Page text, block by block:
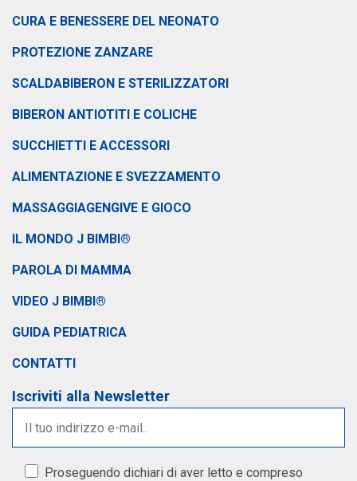
CURA E BENESSERE DEL NEONATO
PROTEZIONE ZANZARE
SCALDABIBERON E STERILIZZATORI
BIBERON ANTIOTITI E COLICHE
SUCCHIETTI E ACCESSORI
ALIMENTAZIONE E SVEZZAMENTO
MASSAGGIAGENGIVE E GIOCO
IL MONDO J BIMBI®
PAROLA DI MAMMA
VIDEO J BIMBI®
GUIDA PEDIATRICA
CONTATTI
Iscriviti alla Newsletter
Proseguendo dichiari di aver letto e compreso